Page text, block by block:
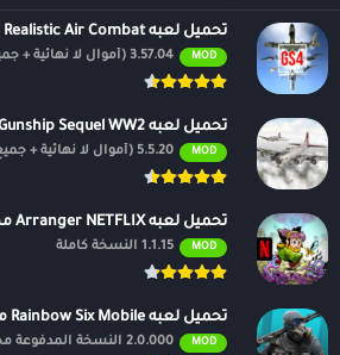
تحميل لعبه GS4 Realistic Air Combat مهكره للاندرويد
MOD 3.57.04 (أموال لا نهائية + جميع المستويات)
تحميل لعبه Gunship Sequel WW2 مهكره للاندرويد
MOD 5.5.20 (أموال لا نهائية + جميع المستويات)
تحميل لعبه Arranger NETFLIX مهكره للاندرويد
MOD 1.1.15 النسخة كاملة
تحميل لعبه Rainbow Six Mobile مهكرة
MOD 2.0.000 النسخة المدفوعة مجانًا